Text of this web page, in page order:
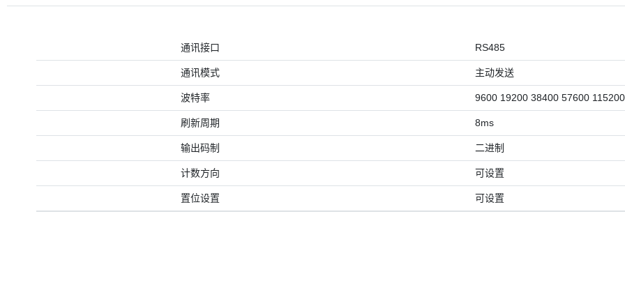
通讯接口 RS485
通讯模式 主动发送
波特率 9600 19200 38400 57600
刷新周期 8ms
输出码制 二进制
计数方向 可设置
置位设置 可设置